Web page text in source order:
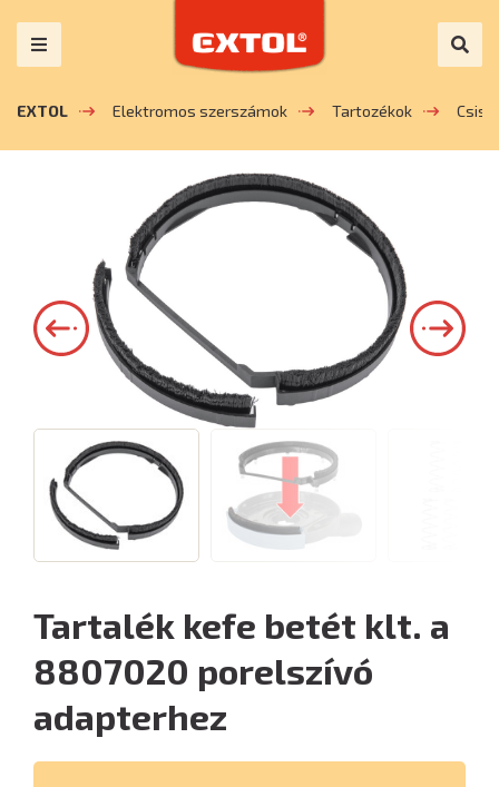
EXTOL Elektromos szerszámok Tartozékok
Tartalék kefe betét klt. a
8807020 porelszívó
adapterhez